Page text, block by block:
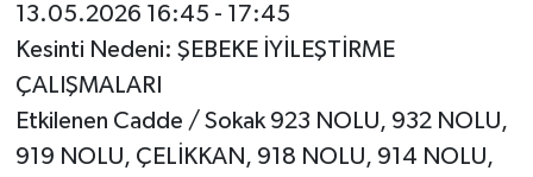
13.05.2026 16:45 - 17:45
Kesinti Nedeni: ŞEBEKE İYİLEŞTİRME
ÇALIŞMALARI
Etkilenen Cadde / Sokak 923 NOLU, 932 NOLU,
919 NOLU, ÇELİKKAN, 918 NOLU, 914 NOLU,